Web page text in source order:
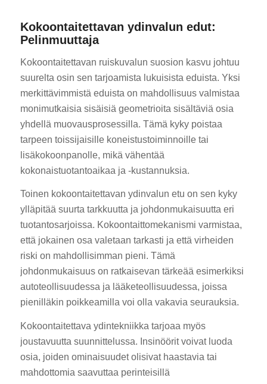
Kokoontaitettavan ydinvalun edut:
Pelinmuuttaja
Kokoontaitettavan ruiskuvalun suosion kasvu johtuu
suurelta osin sen tarjoamista lukuisista eduista. Yksi
merkittävimmistä eduista on mahdollisuus valmistaa
monimutkaisia sisäisiä geometrioita sisältäviä osia
yhdellä muovausprosessilla. Tämä kyky poistaa
tarpeen toissijaisille koneistustoiminnoille tai
lisäkokoonpanolle, mikä vähentää
kokonaistuotantoaikaa ja -kustannuksia.
Toinen kokoontaitettavan ydinvalun etu on sen kyky
ylläpitää suurta tarkkuutta ja johdonmukaisuutta eri
tuotantosarjoissa. Kokoontaittomekanismi varmistaa,
että jokainen osa valetaan tarkasti ja että virheiden
riski on mahdollisimman pieni. Tämä
johdonmukaisuus on ratkaisevan tärkeää esimerkiksi
autoteollisuudessa ja lääketeollisuudessa, joissa
pienilläkin poikkeamilla voi olla vakavia seurauksia.
Kokoontaitettava ydintekniikka tarjoaa myös
joustavuutta suunnittelussa. Insinöörit voivat luoda
osia, joiden ominaisuudet olisivat haastavia tai
mahdottomia saavuttaa perinteisillä